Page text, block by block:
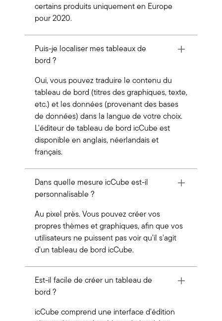
certains produits uniquement en Europe
pour 2020.
Puis-je localiser mes tableaux de
bord ?
Oui, vous pouvez traduire le contenu du
tableau de bord (titres des graphiques, texte,
etc.) et les données (provenant des bases
de données) dans la langue de votre choix.
L'éditeur de tableau de bord icCube est
disponible en anglais, néerlandais et
français.
Dans quelle mesure icCube est-il
personnalisable ?
Au pixel près. Vous pouvez créer vos
propres thèmes et graphiques, afin que vos
utilisateurs ne puissent pas voir qu'il s'agit
d'un tableau de bord icCube.
Est-il facile de créer un tableau de
bord ?
icCube comprend une interface d'édition